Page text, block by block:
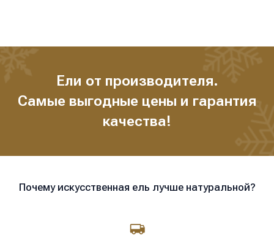
Ели от производителя.
Самые выгодные цены и гарантия
качества!
Почему искусственная ель лучше натуральной?